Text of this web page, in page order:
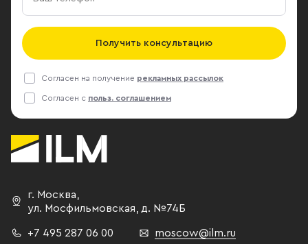
Получить консультацию
Согласен на получение рекламных рассылок
Согласен с польз. соглашением
г. Москва,
ул. Мосфильмовская, д. №74Б
+7 495 287 06 00 moscow@ilm.ru